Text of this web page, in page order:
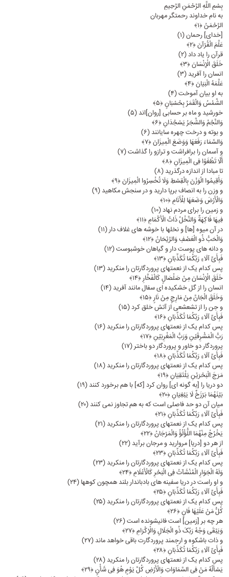
بِسْمِ اللَّهِ الرَّحْمَنِ الرَّحِیمِ
به نام خداوند رحمتگر مهربان
الرَّحْمَنُ ﴿۱﴾
[خداى] رحمان (۱)
عَلَّمَ الْقُرْآنَ ﴿۲﴾
قرآن را یاد داد (۲)
خَلَقَ الْإِنْسَانَ ﴿۳﴾
انسان را آفرید (۳)
عَلَّمَهُ الْبَیَانَ ﴿۴﴾
به او بیان آموخت (۴)
الشَّمْسُ وَالْقَمَرُ بِحُسْبَانٍ ﴿۵﴾
خورشید و ماه بر حسابى [روان]اند (۵)
وَالنَّجْمُ وَالشَّجَرُ یَسْجُدَانِ ﴿۶﴾
و بوته و درخت چهره ‏سایانند (۶)
وَالسَّمَاءَ رَفَعَهَا وَوَضَعَ الْمِیزَانَ ﴿۷﴾
و آسمان را برافراشت و ترازو را گذاشت (۷)
أَلَّا تَطْغَوْا فِی الْمِیزَانِ ﴿۸﴾
تا مبادا از اندازه درگذرید (۸)
وَأَقِیمُوا الْوَزْنَ بِالْقِسْطِ وَلَا تُخْسِرُوا الْمِیزَانَ ﴿۹﴾
و وزن را به انصاف برپا دارید و در سنجش مکاهید (۹)
وَالْأَرْضَ وَضَعَهَا لِلْأَنَامِ ﴿۱۰﴾
و زمین را براى مردم نهاد (۱۰)
فِیهَا فَاکِهَةٌ وَالنَّخْلُ ذَاتُ الْأَکْمَامِ ﴿۱۱﴾
در آن میوه [ها] و نخلها با خوشه ‏هاى غلاف دار (۱۱)
وَالْحَبُّ ذُو الْعَصْفِ وَالرَّیْحَانُ ﴿۱۲﴾
و دانه ‏هاى پوست‏ دار و گیاهان خوشبوست (۱۲)
فَبِأَیِّ آلَاءِ رَبِّکُمَا تُکَذِّبَانِ ﴿۱۳﴾
پس کدام یک از نعمتهاى پروردگارتان را منکرید (۱۳)
خَلَقَ الْإِنْسَانَ مِنْ صَلْصَالٍ کَالْفَخَّارِ ﴿۱۴﴾
انسان را از گل خشکیده‏ اى سفال مانند آفرید (۱۴)
وَخَلَقَ الْجَانَّ مِنْ مَارِجٍ مِنْ نَارٍ ﴿۱۵﴾
و جن را از تشعشعى از آتش خلق کرد (۱۵)
فَبِأَیِّ آلَاءِ رَبِّکُمَا تُکَذِّبَانِ ﴿۱۶﴾
پس کدام یک از نعمتهاى پروردگارتان را منکرید (۱۶)
رَبُّ الْمَشْرِقَیْنِ وَرَبُّ الْمَغْرِبَیْنِ ﴿۱۷﴾
پروردگار دو خاور و پروردگار دو باختر (۱۷)
فَبِأَیِّ آلَاءِ رَبِّکُمَا تُکَذِّبَانِ ﴿۱۸﴾
پس کدام یک از نعمتهاى پروردگارتان را منکرید (۱۸)
مَرَجَ الْبَحْرَیْنِ یَلْتَقِیَانِ ﴿۱۹﴾
دو دریا را [به گونه‏ اى] روان کرد [که] با هم برخورد کنند (۱۹)
بَیْنَهُمَا بَرْزَخٌ لَا یَبْغِیَانِ ﴿۲۰﴾
میان آن دو حد فاصلى است که به هم تجاوز نمى کنند (۲۰)
فَبِأَیِّ آلَاءِ رَبِّکُمَا تُکَذِّبَانِ ﴿۲۱﴾
پس کدام یک از نعمتهاى پروردگارتان را منکرید (۲۱)
یَخْرُجُ مِنْهُمَا اللُّؤْلُؤُ وَالْمَرْجَانُ ﴿۲۲﴾
از هر دو [دریا] مروارید و مرجان برآید (۲۲)
فَبِأَیِّ آلَاءِ رَبِّکُمَا تُکَذِّبَانِ ﴿۲۳﴾
پس کدام یک از نعمتهاى پروردگارتان را منکرید (۲۳)
وَلَهُ الْجَوَارِ الْمُنْشَآتُ فِی الْبَحْرِ کَالْأَعْلَامِ ﴿۲۴﴾
و او راست در دریا سفینه ‏هاى بادبان‏دار بلند همچون کوهها (۲۴)
فَبِأَیِّ آلَاءِ رَبِّکُمَا تُکَذِّبَانِ ﴿۲۵﴾
پس کدام یک از نعمتهاى پروردگارتان را منکرید (۲۵)
کُلُّ مَنْ عَلَیْهَا فَانٍ ﴿۲۶﴾
هر چه بر [زمین] است فانی‏شونده است (۲۶)
وَیَبْقَى وَجْهُ رَبِّکَ ذُو الْجَلَالِ وَالْإِکْرَامِ ﴿۲۷﴾
و ذات باشکوه و ارجمند پروردگارت باقى خواهد ماند (۲۷)
فَبِأَیِّ آلَاءِ رَبِّکُمَا تُکَذِّبَانِ ﴿۲۸﴾
پس کدام یک از نعمتهاى پروردگارتان را منکرید (۲۸)
یَسْأَلُهُ مَنْ فِی السَّمَاوَاتِ وَالْأَرْضِ کُلَّ یَوْمٍ هُوَ فِی شَأْنٍ ﴿۲۹﴾